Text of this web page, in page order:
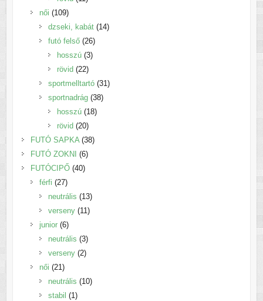
női 109109
termék
dzseki, kabát 1414
futó felső 2626
termék
hosszú 33
rövid 2222
termék
sportmelltartó 3131
sportnadrág 3838
hosszú 1818
rövid 2020
termék
FUTÓ SAPKA 3838
FUTÓ ZOKNI 66
termék
FUTÓCIPŐ 4040
férfi 2727
termék
neutrális 1313
termék
verseny 1111
junior 66
termék
neutrális 33
termék
verseny 22
női 2121
termék
neutrális 1010
stabil 11